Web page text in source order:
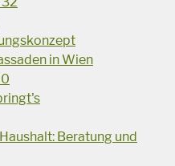
in Wien
Beratung und